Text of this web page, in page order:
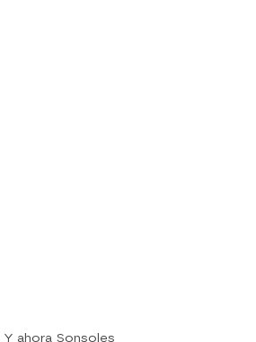
Y ahora Sonsoles